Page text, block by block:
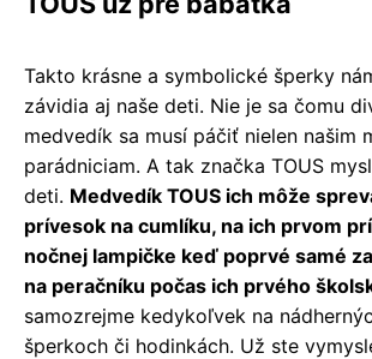
Takto krásne a symbolické šperky
závidia aj naše deti. Nie je sa čomu
medvedík sa musí páčiť nielen našim
parádniciam. A tak značka TOUS
deti. Medvedík TOUS ich môže
prívesok na cumlíku, na ich prvom
nočnej lampičke keď poprvé samé
na peračníku počas ich prvého
samozrejme kedykoľvek na
šperkoch či hodinkách. Už ste